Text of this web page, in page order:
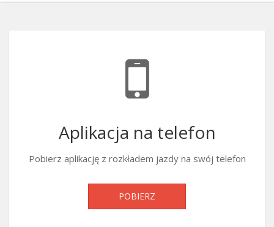
Aplikacja na telefon
Pobierz aplikację z rozkładem jazdy na swój telefon
POBIERZ